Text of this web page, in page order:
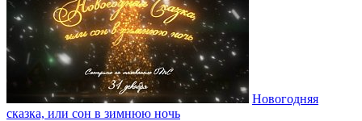
Новогодняя
сказка, или сон в зимнюю ночь